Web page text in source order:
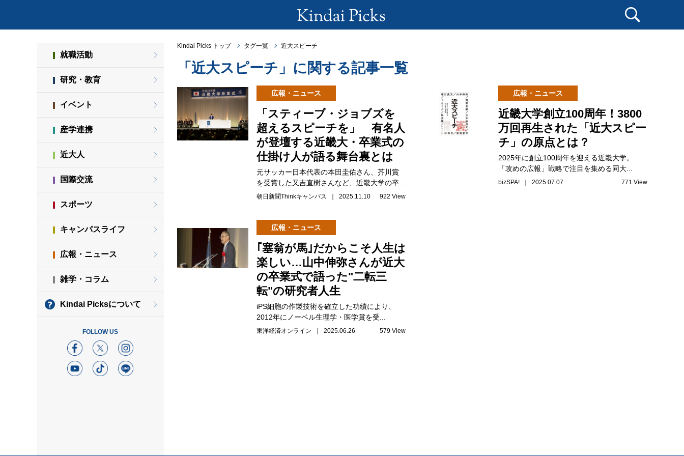
Kindai Picks トップ タグ一覧 近大スピーチ
「近大スピーチ」に関する記事一覧
広報・ニュース
「スティーブ・ジョブズを
超えるスピーチを」 有名人
が登壇する近畿大・卒業式の
仕掛け人が語る舞台裏とは
元サッカー日本代表の本田圭佑さん、芥川賞
を受賞した又吉直樹さんなど、近畿大学の卒...
朝日新聞Thinkキャンパス ｜ 2025.11.10 922 View
広報・ニュース
近畿大学創立100周年！3800
万回再生された「近大スピー
チ」の原点とは？
2025年に創立100周年を迎える近畿大学。
「攻めの広報」戦略で注目を集める同大...
bizSPA! ｜ 2025.07.07 771 View
広報・ニュース
｢塞翁が馬｣だからこそ人生は
楽しい…山中伸弥さんが近大
の卒業式で語った"二転三
転"の研究者人生
iPS細胞の作製技術を確立した功績により、
2012年にノーベル生理学・医学賞を受...
東洋経済オンライン ｜ 2025.06.26 579 View
就職活動
研究・教育
イベント
産学連携
近大人
国際交流
スポーツ
キャンパスライフ
広報・ニュース
雑学・コラム
Kindai Picksについて
FOLLOW US